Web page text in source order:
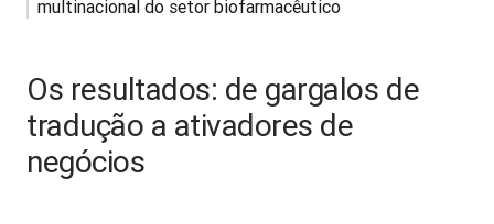
multinacional do setor biofarmacêutico
Os resultados: de gargalos de
tradução a ativadores de
negócios